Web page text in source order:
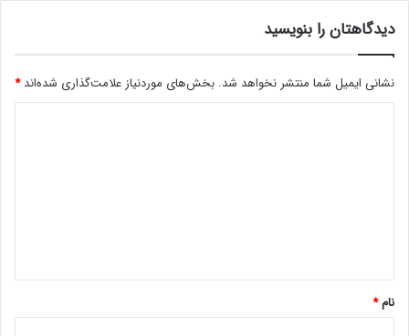
دیدگاهتان را بنویسید
نشانی ایمیل شما منتشر نخواهد شد. بخش‌های موردنیاز علامت‌گذاری شده‌اند*
*
نام*